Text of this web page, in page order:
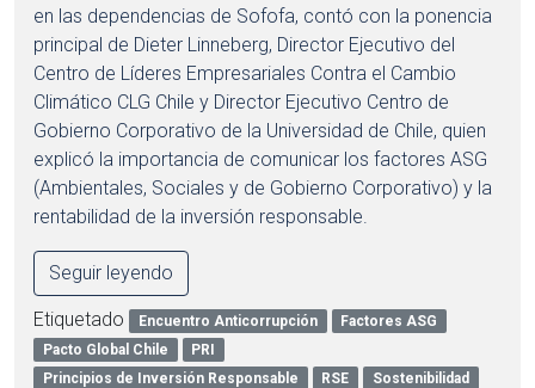
en las dependencias de Sofofa, contó con la ponencia
principal de Dieter Linneberg, Director Ejecutivo del
Centro de Líderes Empresariales Contra el Cambio
Climático CLG Chile y Director Ejecutivo Centro de
Gobierno Corporativo de la Universidad de Chile, quien
explicó la importancia de comunicar los factores ASG
(Ambientales, Sociales y de Gobierno Corporativo) y la
rentabilidad de la inversión responsable.
Seguir leyendo
Etiquetado Encuentro Anticorrupción
Factores ASG
Pacto Global Chile
PRI
Principios de Inversión Responsable
RSE
Sostenibilidad